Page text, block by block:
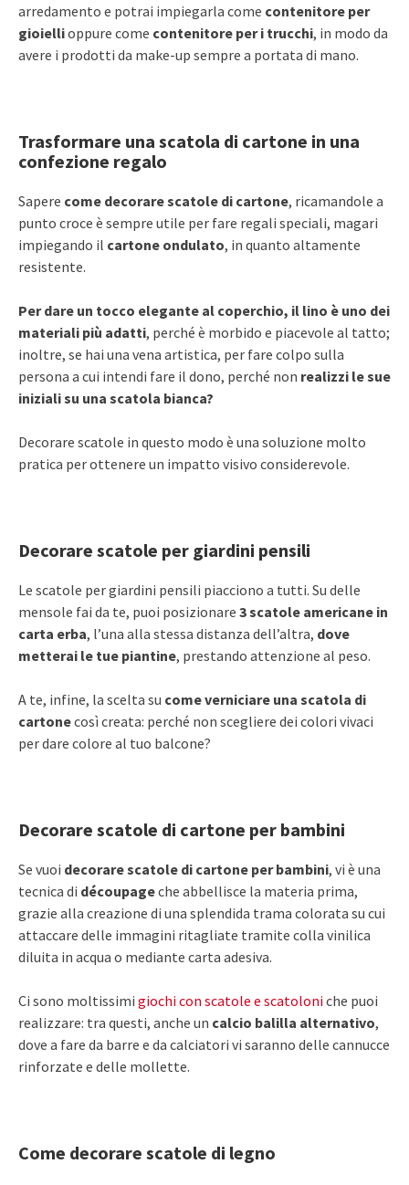
arredamento e potrai impiegarla come contenitore per
gioiellioppure come contenitore per i trucchi, in modo da
avere i prodotti da make-up sempre a portata di mano.
Trasformare una scatola di cartone in una
confezione regalo
Sapere come decorare scatole di cartone, ricamandole a
punto croce è sempre utile per fare regali speciali, magari
impiegando il cartone ondulato, in quanto altamente
resistente.
Per dare un tocco elegante al coperchio, il lino è uno dei
materiali più adatti, perché è morbido e piacevole al tatto;
inoltre, se hai una vena artistica, per fare colpo sulla
persona a cui intendi fare il dono, perché non realizzi le sue
iniziali su una scatola bianca?
Decorare scatole in questo modo è una soluzione molto
pratica per ottenere un impatto visivo considerevole.
Decorare scatole per giardini pensili
Le scatole per giardini pensili piacciono a tutti. Su delle
mensole fai da te, puoi posizionare 3 scatole americane in
carta erba, l’una alla stessa distanza dell’altra, dove
metterai le tue piantine, prestando attenzione al peso.
A te, infine, la scelta su come verniciare una scatola di
cartonecosì creata: perché non scegliere dei colori vivaci
per dare colore al tuo balcone?
Decorare scatole di cartone per bambini
Se vuoi decorare scatole di cartone per bambini, vi è una
tecnica di découpageche abbellisce la materia prima,
grazie alla creazione di una splendida trama colorata su cui
attaccare delle immagini ritagliate tramite colla vinilica
diluita in acqua o mediante carta adesiva.
Ci sono moltissimi giochi con scatole e scatoloniche puoi
realizzare: tra questi, anche un calcio balilla alternativo,
dove a fare da barre e da calciatori vi saranno delle cannucce
rinforzate e delle mollette.
Come decorare scatole di legno